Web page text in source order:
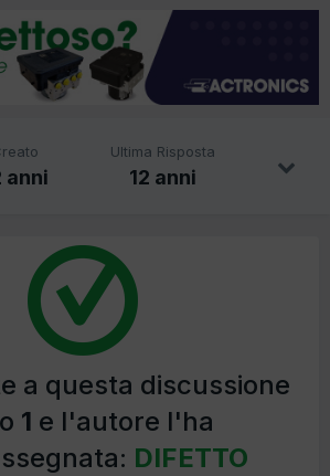
anni
Ultima Risposta
12 anni
a questa discussione
1 e l'autore l'ha
DIFETTO